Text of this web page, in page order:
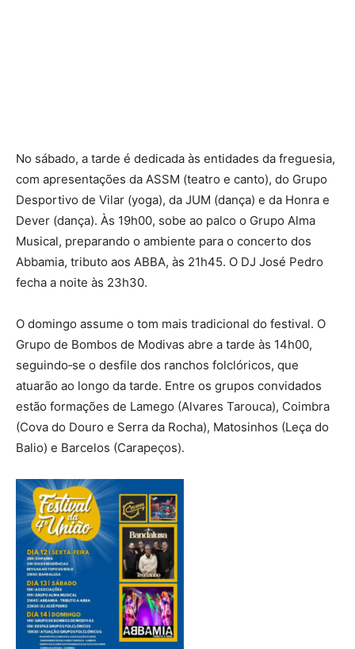
No sábado, a tarde é dedicada às entidades da freguesia,
com apresentações da ASSM (teatro e canto), do Grupo
Desportivo de Vilar (yoga), da JUM (dança) e da Honra e
Dever (dança). Às 19h00, sobe ao palco o Grupo Alma
Musical, preparando o ambiente para o concerto dos
Abbamia, tributo aos ABBA, às 21h45. O DJ José Pedro
fecha a noite às 23h30.
O domingo assume o tom mais tradicional do festival. O
Grupo de Bombos de Modivas abre a tarde às 14h00,
seguindo‑se o desfile dos ranchos folclóricos, que
atuarão ao longo da tarde. Entre os grupos convidados
estão formações de Lamego (Alvares Tarouca), Coimbra
(Cova do Douro e Serra da Rocha), Matosinhos (Leça do
Balio) e Barcelos (Carapeços).